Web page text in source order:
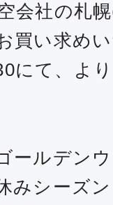
会社の札
買い求め
にて、よ
ールデン
みシーズ